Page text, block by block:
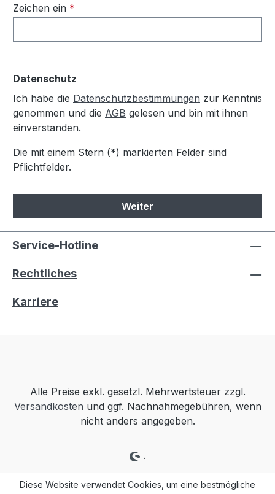
Zeichen ein *
Datenschutz
Ich habe die Datenschutzbestimmungen zur Kenntnis
genommen und die AGB gelesen und bin mit ihnen
einverstanden.
Die mit einem Stern (*) markierten Felder sind
Pflichtfelder.
Weiter
Service-Hotline
Rechtliches
Karriere
Alle Preise exkl. gesetzl. Mehrwertsteuer zzgl.
Versandkosten und ggf. Nachnahmegebühren, wenn
nicht anders angegeben.
.
Diese Website verwendet Cookies, um eine bestmögliche